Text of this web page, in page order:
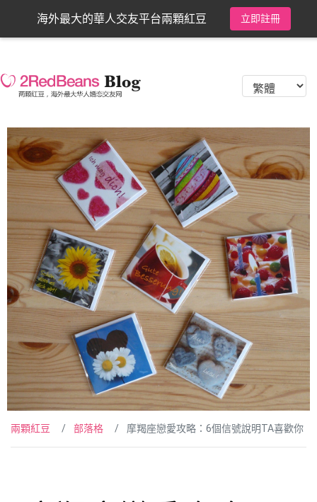
海外最大的華人交友平台兩顆紅豆 立即註冊
兩顆紅豆 部落格 摩羯座戀愛攻略：6個信號說明TA喜歡你